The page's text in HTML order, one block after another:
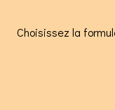
Choisissez la